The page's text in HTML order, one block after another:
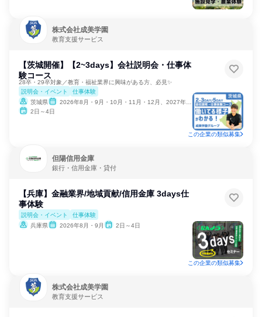
株式会社成美学園
教育支援サービス
【茨城開催】【2~3days】会社説明会・仕事体
験コース
28卒・29卒対象／教育・福祉業界に興味がある方、必見✨
説明会・イベント
仕事体験
茨城県
2026年8月・9月・10月・11月・12月、2027年1月
2日～4日
この企業の類似募集
但陽信用金庫
銀行・信用金庫・貸付
【兵庫】金融業界/地域貢献/信用金庫 3days仕
事体験
説明会・イベント
仕事体験
兵庫県
2026年8月・9月 2日～4日
この企業の類似募集
株式会社成美学園
教育支援サービス